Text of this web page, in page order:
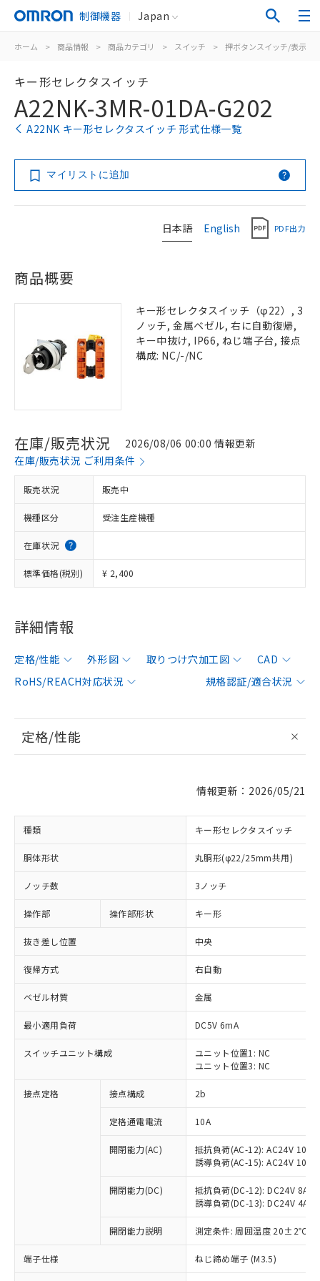
制御機器 Japan
ホーム > 商品情報 > 商品カテゴリ > スイッチ > 押ボタンスイッチ/表示灯
キー形セレクタスイッチ
A22NK-3MR-01DA-G202
A22NK キー形セレクタスイッチ 形式仕様一覧
マイリストに追加
日本語 English PDF出力
商品概要
キー形セレクタスイッチ（φ22）, 3
ノッチ, 金属ベゼル, 右に自動復帰,
キー中抜け, IP66, ねじ端子台, 接点
構成: NC/-/NC
在庫/販売状況
2026/08/06 00:00 情報更新
在庫/販売状況 ご利用条件
販売状況 販売中
機種区分 受注生産機種
在庫状況
標準価格(税別) ¥ 2,400
詳細情報
定格/性能 外形図 取りつけ穴加工図
CAD
RoHS/REACH対応状況
規格認証/適合状況
定格/性能
情報更新：2026/05/21
種類 キー形セレクタスイッチ
胴体形状 丸胴形(φ22/25mm共用)
ノッチ数 3ノッチ
操作部 操作部形状 キー形
抜き差し位置 中央
復帰方式 右自動
ベゼル材質 金属
最小適用負荷 DC5V 6mA
スイッチユニット構成
ユニット位置1: NC
ユニット位置3: NC
接点定格 接点構成 2b
定格通電電流 10A
開閉能力(AC)
抵抗負荷(AC-12): AC24V 10A/
誘導負荷(AC-15): AC24V
開閉能力(DC)
抵抗負荷(DC-12): DC24V 8A/
誘導負荷(DC-13): DC24V 4A/
開閉能力説明 測定条件: 周囲温度 20±2℃、
端子仕様 ねじ締め端子 (M3.5)
ご利用条件
以下の条件をお読みいただき、同意のうえ
対応済み：EU RoHS指令（10物質）の
非含有に対応した製品が提供可能な商品で
対応予定：EU RoHS指令（10物質）の非含
有に対応した製品に切り替える予定のある
対応予定なし：EU RoHS指令（10物質）の
非含有に非対応の商品で、対応品を出す予